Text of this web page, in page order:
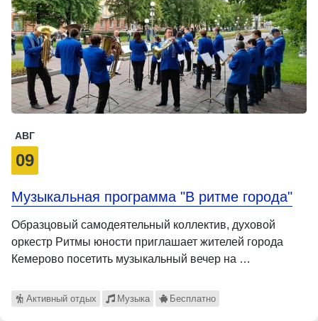
АВГ
09
Музыкальная программа "В ритме города"
Образцовый самодеятельный коллектив, духовой
оркестр Ритмы юности приглашает жителей города
Кемерово посетить музыкальный вечер на …
Активный отдых Музыка Бесплатно